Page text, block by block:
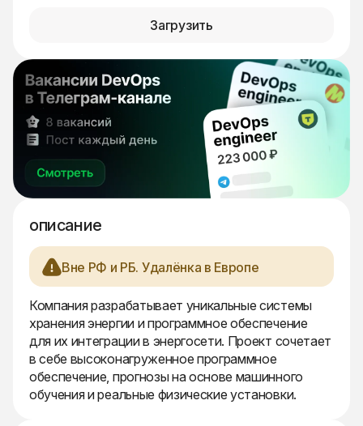
Загрузить
описание
Вне РФ и РБ. Удалёнка в Европе
Компания разрабатывает уникальные системы
хранения энергии и программное обеспечение
для их интеграции в энергосети. Проект сочетает
в себе высоконагруженное программное
обеспечение, прогнозы на основе машинного
обучения и реальные физические установки.